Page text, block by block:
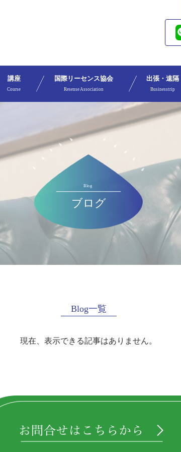
講座
Course
国際リーセンス協会
Resense Association
出張・遠隔
Businesstrip
Blog一覧
現在、表示できる記事はありません。